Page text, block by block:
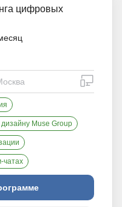
цифровых
Muse Group
чатах